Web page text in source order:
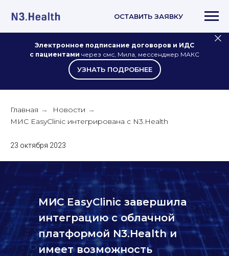
Электронное подписание договоров и ИДС
с пациентами через смс, Мила, мессенджер МАКС
УЗНАТЬ ПОДРОБНЕЕ
ОСТАВИТЬ ЗАЯВКУ
Главная → Новости →
МИС EasyClinic интегрирована с N3.Health
23 октября 2023
МИС EasyClinic завершила
интеграцию с облачной
платформой N3.Health и
имеет возможность